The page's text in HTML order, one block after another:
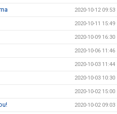
2020-10-12 09:53
2020-10-11 15:49
2020-10-09 16:30
2020-10-06 11:46
2020-10-03 11:44
2020-10-03 10:30
2020-10-02 15:00
2020-10-02 09:03